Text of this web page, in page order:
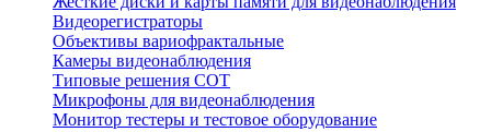
Видеорегистраторы
Объективы вариофрактальные
Камеры видеонаблюдения
Типовые решения СОТ
Микрофоны для видеонаблюдения
Монитор тестеры и тестовое оборудование